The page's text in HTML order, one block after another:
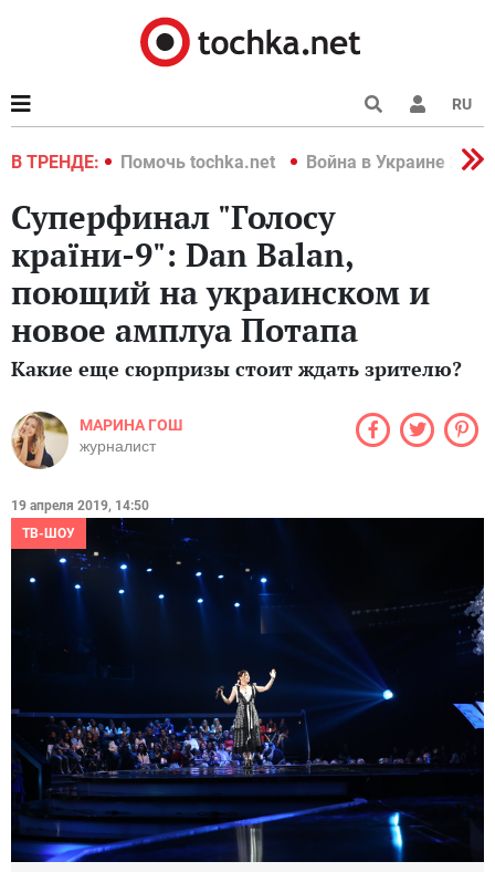
RU
В ТРЕНДЕ:
2022 Помочь tochka.net Война в Украине 2022
Суперфинал "Голосу
країни-9": Dan Balan,
поющий на украинском и
новое амплуа Потапа
Какие еще сюрпризы стоит ждать зрителю?
МАРИНА ГОШ
журналист
19 апреля 2019, 14:50
ТВ-ШОУ